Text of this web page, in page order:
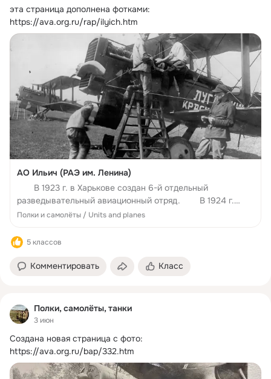
эта страница дополнена фотками:
https://ava.org.ru/rap/ilyich.htm
АО Ильич (РАЭ им. Ленина)
В 1923 г. в Харькове создан 6-й отдельный
разведывательный авиационный отряд. В 1924 г.
присвоено имя ОРАО «Ильич». Получены новые
ОДВФ Украины к январю 1924 г.). ...
Полки и самолёты / Units and planes
5 классов
Комментировать Класс
Полки, самолёты, танки
3 июн
Создана новая страница с фото:
https://ava.org.ru/bap/332.htm